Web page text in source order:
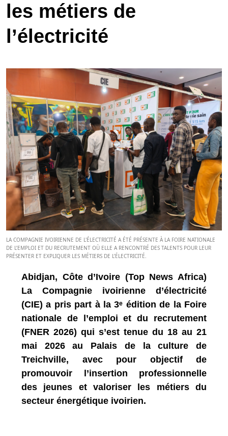
les métiers de
l’électricité
LA COMPAGNIE IVOIRIENNE DE L'ÉLECTRICITÉ A ÉTÉ PRÉSENTE À LA FOIRE NATIONALE
DE L’EMPLOI ET DU RECRUTEMENT OÙ ELLE A RENCONTRÉ DES TALENTS POUR LEUR
PRÉSENTER ET EXPLIQUER LES MÉTIERS DE L’ÉLECTRICITÉ.
Abidjan, Côte d’Ivoire (Top News Africa)
La Compagnie ivoirienne d’électricité
(CIE) a pris part à la 3ᵉ édition de la Foire
nationale de l’emploi et du recrutement
(FNER 2026) qui s’est tenue du 18 au 21
mai 2026 au Palais de la culture de
Treichville, avec pour objectif de
promouvoir l’insertion professionnelle
des jeunes et valoriser les métiers du
secteur énergétique ivoirien.